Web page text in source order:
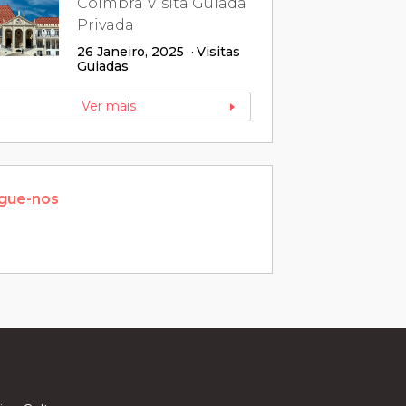
Privada
26 Janeiro, 2025
Visitas
Guiadas
Ver mais
nos